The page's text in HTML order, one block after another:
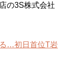
の3S株式会社
…初日首位T岩